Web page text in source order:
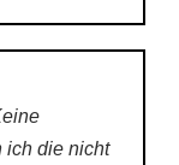
ich die nicht